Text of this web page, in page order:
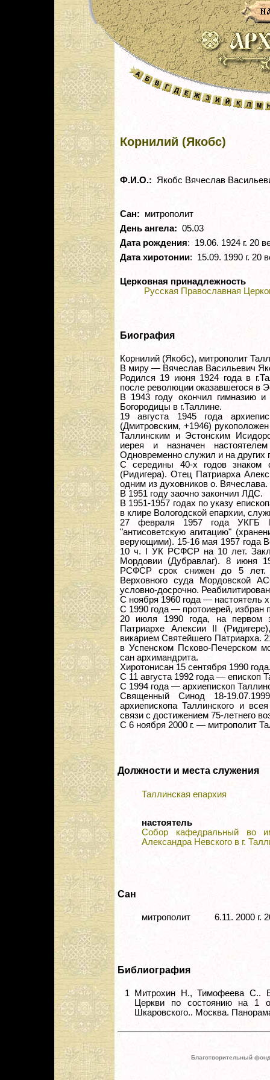
Корнилий (Якобс)
Ф.И.О.: Якобс Вячеслав
Сан: митрополит
День ангела: 05.03
Дата рождения: 19.06. 1924 г. 20
Дата хиротонии: 15.09. 1990 г. 20
Церковная принадлежность
Русская Православная
Биография
Корнилий (Якобс), митрополит
В миру — Вячеслав Васильевич
Родился 19 июня 1924 года в
после революции оказавшегося в
В 1943 году окончил гимназию
Богородицы в г.Таллине.
19 августа 1945 года
(Дмитровским, +1946)
Таллинским и Эстонским
иерея и назначен
Одновременно служил и на других
С середины 40-х годов знаком
(Ридигера). Отец Патриарха
одним из духовников о. Вячеслава.
В 1951 году заочно закончил ЛДС.
В 1951-1957 годах по указу
в клире Вологодской епархии,
27 февраля 1957 года УКГБ
"антисоветскую агитацию"
верующими). 15-16 мая 1957 года
10 ч. I УК РСФСР на 10 лет.
Мордовии (Дубравлаг). 8 июня
РСФСР срок снижен до 5 лет.
Верховного суда Мордовской
условно-досрочно.
С ноября 1960 года — настоятель
С 1990 года — протоиерей, избран
20 июля 1990 года, на первом
Патриархе Алексии II
викарием Святейшего Патриарха.
в Успенском Псково-Печерском
сан архимандрита.
Хиротонисан 15 сентября 1990
С 11 августа 1992 года — епископ
С 1994 года — архиепископ
Священный Синод 18-
аpхиепископа Таллинского и
связи с достижением 75-летнего
С 6 ноября 2000 г. — митрополит
Должности и места служения
Таллинская епархия
настоятель
Собор кафедральный во
Александра Невского в г.
Сан
митрополит 6.11. 2000 г.
Библиография
1
Митрохин Н., Тимофеева С..
Церкви по состоянию на 1
Шкаровского.. Москва.
Благотворительный